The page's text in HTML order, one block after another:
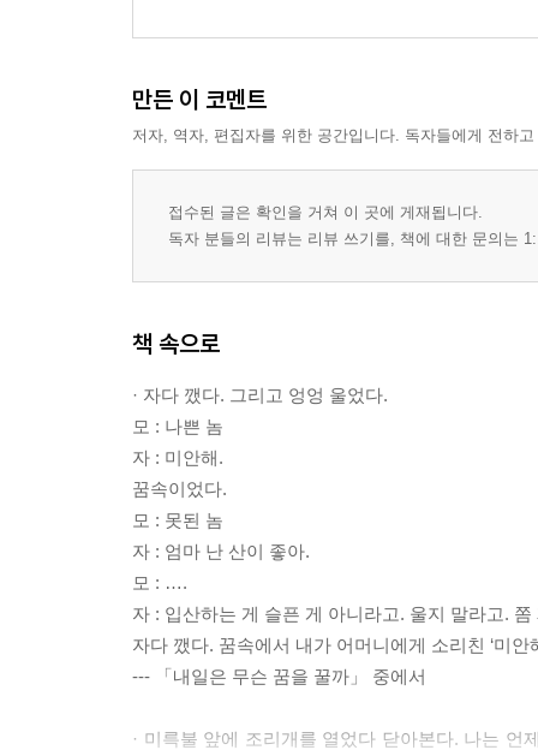
만든 이 코멘트
저자, 역자, 편집자를 위한 공간입니다. 독자들에게 전하
접수된 글은 확인을 거쳐 이 곳에 게재됩니다.
독자 분들의 리뷰는 리뷰 쓰기를, 책에 대한 문의는
책 속으로
· 자다 깼다. 그리고 엉엉 울었다.
모 : 나쁜 놈
자 : 미안해.
꿈속이었다.
모 : 못된 놈
자 : 엄마 난 산이 좋아.
모 : ….
자 : 입산하는 게 슬픈 게 아니라고. 울지 말라고. 쫌
자다 깼다. 꿈속에서 내가 어머니에게 소리친 ‘미안
--- 「내일은 무슨 꿈을 꿀까」 중에서
· 미륵불 앞에 조리개를 열었다 닫아본다. 나는 언